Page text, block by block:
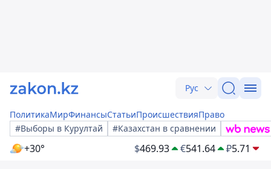
Рус
ПолитикаМирФинансыСтатьиПроисшествияПраво
#Выборы в Курултай
#Казахстан в сравнении
+30° $469.93 €541.64 ₽5.71